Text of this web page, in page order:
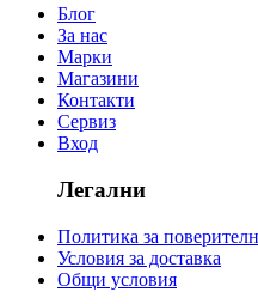
Блог
За нас
Марки
Магазини
Контакти
Сервиз
Вход
Легални
Политика за
Условия за доставка
Общи условия